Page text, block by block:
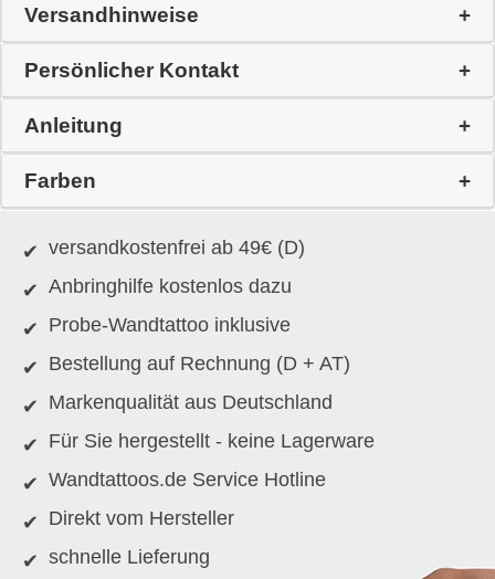
Versandhinweise
Persönlicher Kontakt
Anleitung
Farben
versandkostenfrei ab 49€ (D)
Anbringhilfe kostenlos dazu
Probe-Wandtattoo inklusive
Bestellung auf Rechnung (D + AT)
Markenqualität aus Deutschland
Für Sie hergestellt - keine Lagerware
Wandtattoos.de Service Hotline
Direkt vom Hersteller
schnelle Lieferung